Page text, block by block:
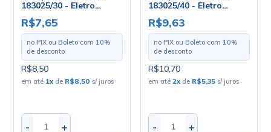
183025/30 - Eletro
Service
R$7,65
no PIX ou Boleto com 10%
de desconto
R$8,50
em até 1x de R$8,50 s/ juros
- +
183025/40 - Eletro
Service
R$9,63
no PIX ou Boleto com 10%
de desconto
R$10,70
em até 2x de R$5,35 s/ juros
- +